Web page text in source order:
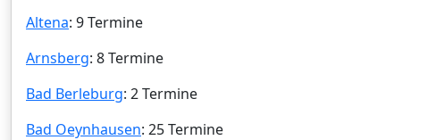
Altena: 9 Termine
Arnsberg: 8 Termine
Bad Berleburg: 2 Termine
Bad Oeynhausen: 25 Termine